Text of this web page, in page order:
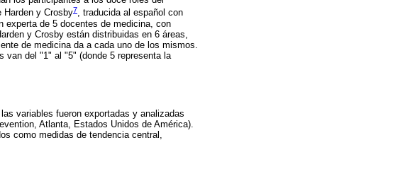
Harden y Crosby7, traducida al español con
experta de 5 docentes de medicina, con
y Crosby están distribuidas en 6 áreas,
de medicina da a cada uno de los mismos.
van del "1" al "5" (donde 5 representa la
variables fueron exportadas y analizadas
Atlanta, Estados Unidos de América).
como medidas de tendencia central,